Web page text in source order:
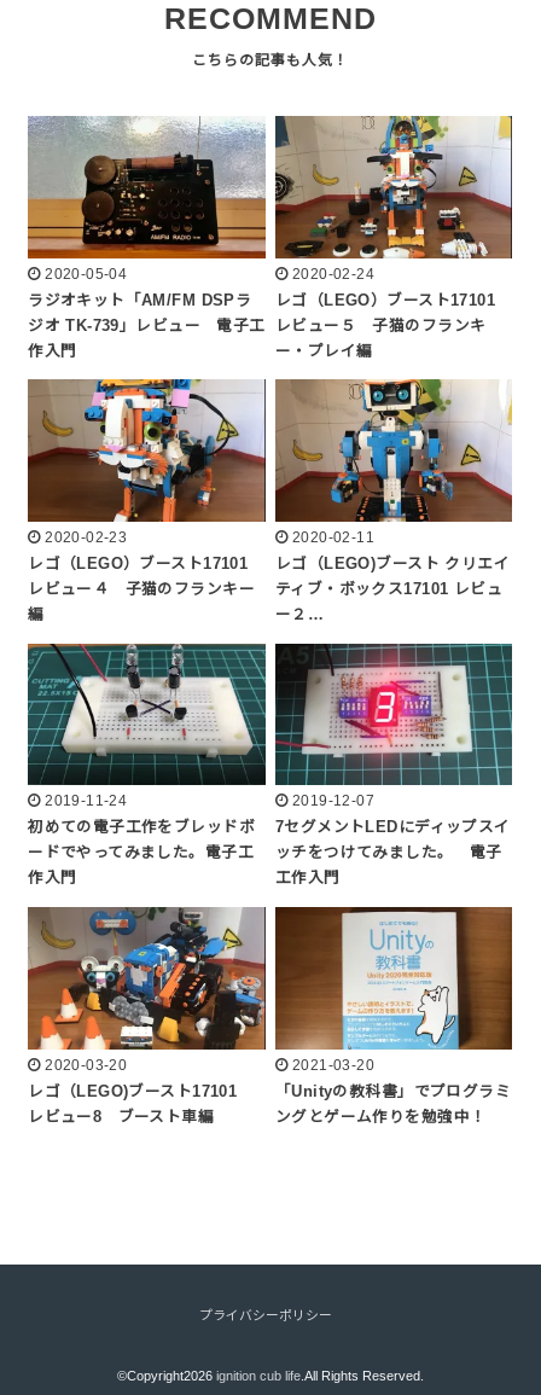
RECOMMEND
2020-05-04
ラジオキット「AM/FM DSPラ
ジオ TK-739」レビュー 電子工
作入門
2020-02-24
レゴ（LEGO）ブースト17101
レビュー５ 子猫のフランキ
ー・プレイ編
2020-02-23
レゴ（LEGO）ブースト17101
レビュー４ 子猫のフランキー
編
2020-02-11
レゴ（LEGO)ブースト クリエイ
ティブ・ボックス17101 レビュ
ー２…
2019-11-24
初めての電子工作をブレッドボ
ードでやってみました。電子工
作入門
2019-12-07
7セグメントLEDにディップスイ
ッチをつけてみました。 電子
工作入門
2020-03-20
レゴ（LEGO)ブースト17101
レビュー8 ブースト車編
2021-03-20
「Unityの教科書」でプログラミ
ングとゲーム作りを勉強中！
プライバシーポリシー
©Copyright2026 ignition cub life.All Rights Reserved.